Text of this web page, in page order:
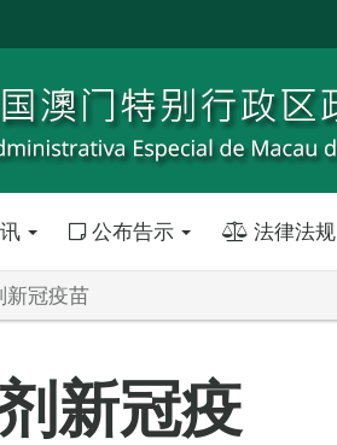
公布告示 法律法规
新冠疫苗
新冠疫